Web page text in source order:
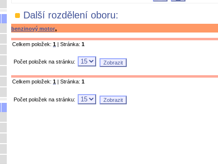
Další rozdělení oboru:
benzinový motor,
Celkem položek: 1 | Stránka: 1
Počet položek na stránku:
Celkem položek: 1 | Stránka: 1
Počet položek na stránku: